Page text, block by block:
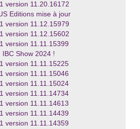
version 11.20.16172
Editions mise à jour
version 11.12.15979
version 11.12.15602
version 11.11.15399
IBC Show 2024 !
version 11.11.15225
version 11.11.15046
version 11.11.15024
version 11.11.14734
version 11.11.14613
version 11.11.14439
version 11.11.14359